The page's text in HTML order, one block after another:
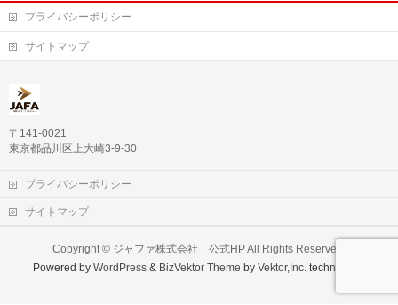
プライバシーポリシー
サイトマップ
〒141-0021
東京都品川区上大崎3-9-30
プライバシーポリシー
サイトマップ
Copyright © ジャファ株式会社 公式HPAll Rights Reserved.
Powered byWordPress & BizVektor Theme byVektor,Inc. technology.